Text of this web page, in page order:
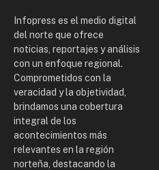
Infopress es el medio digital
del norte que ofrece
noticias, reportajes y análisis
con un enfoque regional.
Comprometidos con la
veracidad y la objetividad,
brindamos una cobertura
integral de los
acontecimientos más
relevantes en la región
norteña, destacando la